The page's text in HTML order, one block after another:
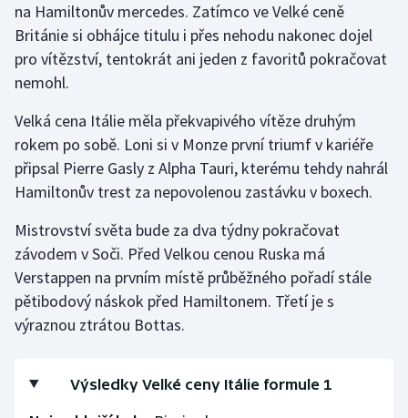
na Hamiltonův mercedes. Zatímco ve Velké ceně
Británie si obhájce titulu i přes nehodu nakonec dojel
pro vítězství, tentokrát ani jeden z favoritů pokračovat
nemohl.
Velká cena Itálie měla překvapivého vítěze druhým
rokem po sobě. Loni si v Monze první triumf v kariéře
připsal Pierre Gasly z Alpha Tauri, kterému tehdy nahrál
Hamiltonův trest za nepovolenou zastávku v boxech.
Mistrovství světa bude za dva týdny pokračovat
závodem v Soči. Před Velkou cenou Ruska má
Verstappen na prvním místě průběžného pořadí stále
pětibodový náskok před Hamiltonem. Třetí je s
výraznou ztrátou Bottas.
Výsledky Velké ceny Itálie formule 1